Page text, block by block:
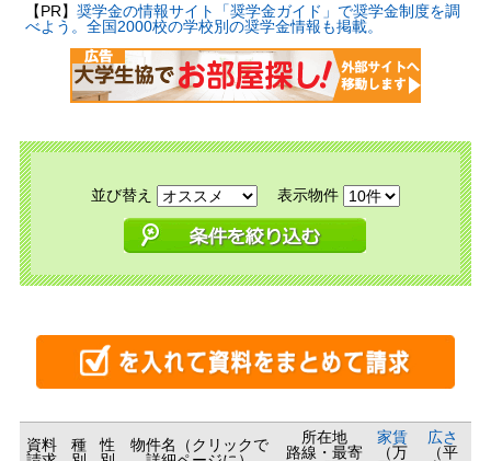
【PR】 奨学金の情報サイト「奨学金ガイド」で奨学金制度を調
べよう。全国2000校の学校別の奨学金情報も掲載。
並び替え 表示物件
資料
種
性
物件名（クリックで
所在地
路線・最寄
家賃
（万
広さ
（平